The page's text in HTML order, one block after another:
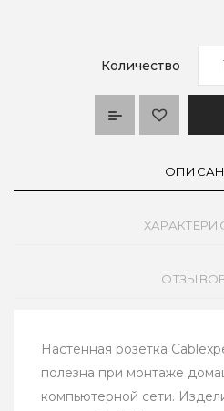
Количество
Настенная розетка
полезна при монтаже
компьютерной сети.